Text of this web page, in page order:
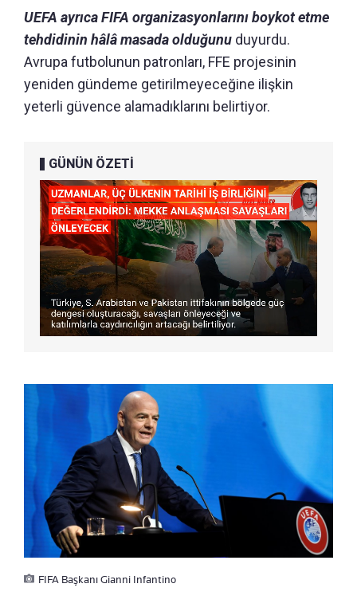
UEFA ayrıca FIFA organizasyonlarını boykot etme
tehdidinin hâlâ masada olduğunu duyurdu.
Avrupa futbolunun patronları, FFE projesinin
yeniden gündeme getirilmeyeceğine ilişkin
yeterli güvence alamadıklarını belirtiyor.
GÜNÜN ÖZETİ
FIFA Başkanı Gianni Infantino